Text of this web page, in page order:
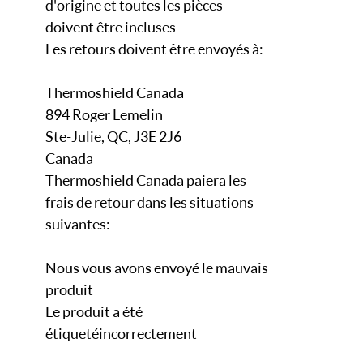
d'origine et toutes les pièces
doivent être incluses
Les retours doivent être envoyés à:
Thermoshield Canada
894 Roger Lemelin
Ste-Julie, QC, J3E 2J6
Canada
Thermoshield Canada paiera les
frais de retour dans les situations
suivantes:
Nous vous avons envoyé le mauvais
produit
Le produit a été
étiqueté incorrectement